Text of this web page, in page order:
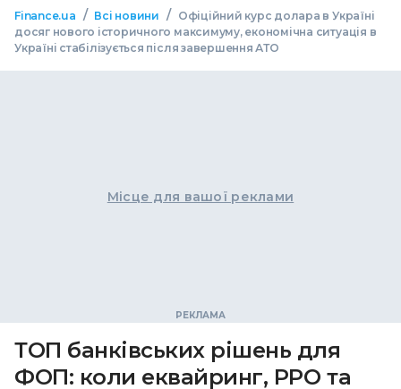
Finance.ua / Всі новини /
Офіційний курс долара в Україні
досяг нового історичного максимуму, економічна ситуація в
Україні стабілізується після завершення АТО
Місце для вашої реклами
ТОП банківських рішень для
ФОП: коли еквайринг, РРО та